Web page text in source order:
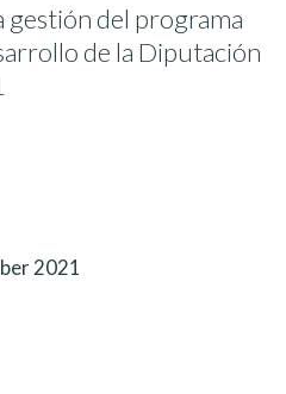
gestión del programa
de la Diputación
2021